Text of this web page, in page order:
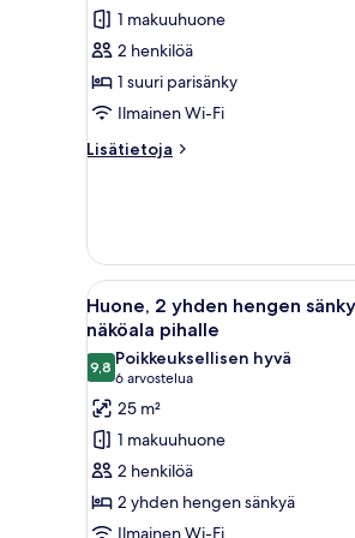
suuri
parisänky,
tupakointi
kielletty
kuvat
1 makuuhuone
2 henkilöä
1 suuri parisänky
Ilmainen Wi-Fi
Lisätietoja
Lisätietoja
parisänky,
tupakointi
kielletty
Avaa
kaikki
huonetyypin
Huone,
2
yhden
hengen
sänkyä,
tupakointi
8
Huone, 2 yhden hengen
näköala pihalle
9,89,8 kautta 10
Poikkeuksellisen hyvä
6 arvostelua
(6
arvostelua)
25 m²
1 makuuhuone
2 henkilöä
2 yhden hengen sänkyä
Ilmainen Wi-Fi